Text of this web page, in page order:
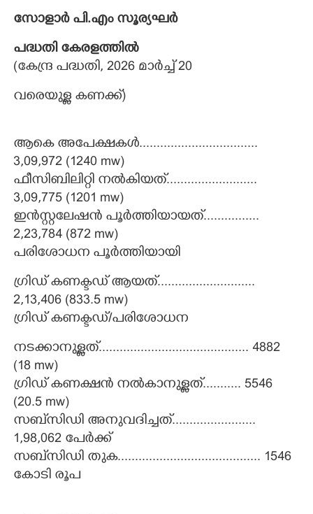
സോളാർ പി.എം സൂര്യഘർ
പദ്ധതി കേരളത്തിൽ
(കേന്ദ്ര പദ്ധതി, 2026 മാർച്ച് 20
വരെയുള്ള കണക്ക്)
ആകെ അപേക്ഷകൾ..................................
3,09,972 (1240 mw)
ഫീസിബിലിറ്റി നൽകിയത്..........................
3,09,775 (1201 mw)
ഇൻസ്റ്റലേഷൻ പൂർത്തിയായത്................
2,23,784 (872 mw)
പരിശോധന പൂർത്തിയായി
ഗ്രിഡ് കണക്ടഡ് ആയത്............................
2,13,406 (833.5 mw)
ഗ്രിഡ് കണക്ടഡ്/പരിശോധന
നടക്കാനുള്ളത്........................................... 4882
(18 mw)
ഗ്രിഡ് കണക്ഷൻ നൽകാനുള്ളത്........... 5546
(20.5 mw)
സബ്‌സിഡി അനുവദിച്ചത്........................
1,98,062 പേർക്ക്
സബ്‌സിഡി തുക......................................... 1546
കോടി രൂപ